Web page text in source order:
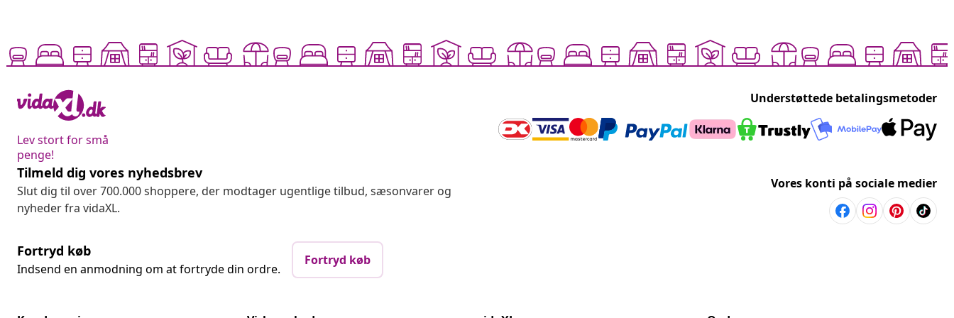
Lev stort for små
penge!
Understøttede betalingsmetoder
Tilmeld dig vores nyhedsbrev
Slut dig til over 700.000 shoppere, der modtager ugentlige tilbud, sæsonvarer og
nyheder fra vidaXL.
Vores konti på sociale medier
Fortryd køb
Indsend en anmodning om at fortryde din ordre.
Fortryd køb